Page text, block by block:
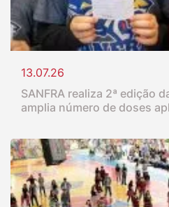
13.07.26
SANFRA realiza 2ª edição
amplia número de doses